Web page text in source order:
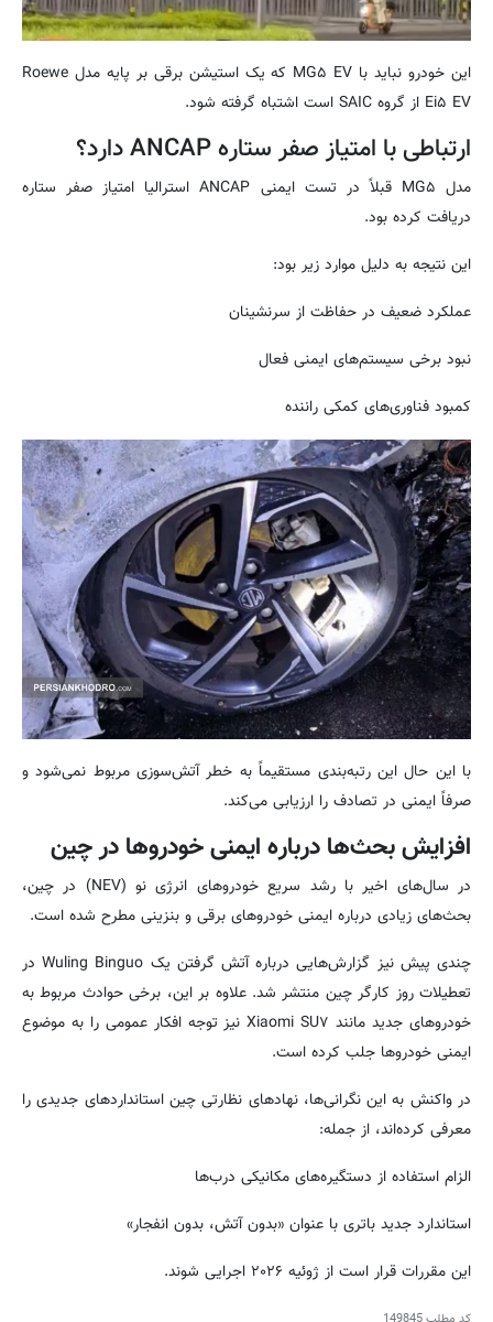
این خودرو نباید با MG۵ EV که یک استیشن برقی بر پایه مدل Roewe
Ei۵ EV از گروه SAIC است اشتباه گرفته شود.
ارتباطی با امتیاز صفر ستاره ANCAP دارد؟
مدل MG۵ قبلاً در تست ایمنی ANCAP استرالیا امتیاز صفر ستاره
دریافت کرده بود.
این نتیجه به دلیل موارد زیر بود:
عملکرد ضعیف در حفاظت از سرنشینان
نبود برخی سیستم‌های ایمنی فعال
کمبود فناوری‌های کمکی راننده
با این حال این رتبه‌بندی مستقیماً به خطر آتش‌سوزی مربوط نمی‌شود و
صرفاً ایمنی در تصادف را ارزیابی می‌کند.
افزایش بحث‌ها درباره ایمنی خودروها در چین
در سال‌های اخیر با رشد سریع خودروهای انرژی نو (NEV) در چین،
بحث‌های زیادی درباره ایمنی خودروهای برقی و بنزینی مطرح شده است.
چندی پیش نیز گزارش‌هایی درباره آتش گرفتن یک Wuling Binguo در
تعطیلات روز کارگر چین منتشر شد. علاوه بر این، برخی حوادث مربوط به
خودروهای جدید مانند Xiaomi SU۷ نیز توجه افکار عمومی را به موضوع
ایمنی خودروها جلب کرده است.
در واکنش به این نگرانی‌ها، نهادهای نظارتی چین استانداردهای جدیدی را
معرفی کرده‌اند، از جمله:
الزام استفاده از دستگیره‌های مکانیکی درب‌ها
استاندارد جدید باتری با عنوان «بدون آتش، بدون انفجار»
این مقررات قرار است از ژوئیه ۲۰۲۶ اجرایی شوند.